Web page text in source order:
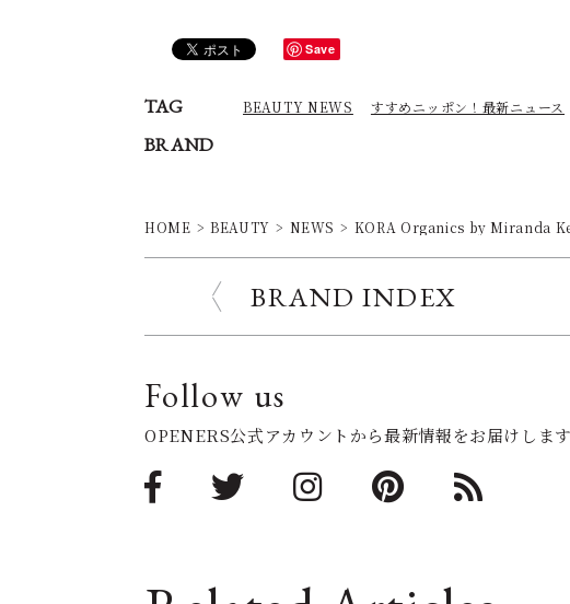
Save
TAG BEAUTY NEWS すすめニッポン！最新ニュース
BRAND
HOME BEAUTY NEWS KORA Organics by Miranda
BRAND INDEX
Follow us
OPENERS公式アカウントから最新情報をお届けします